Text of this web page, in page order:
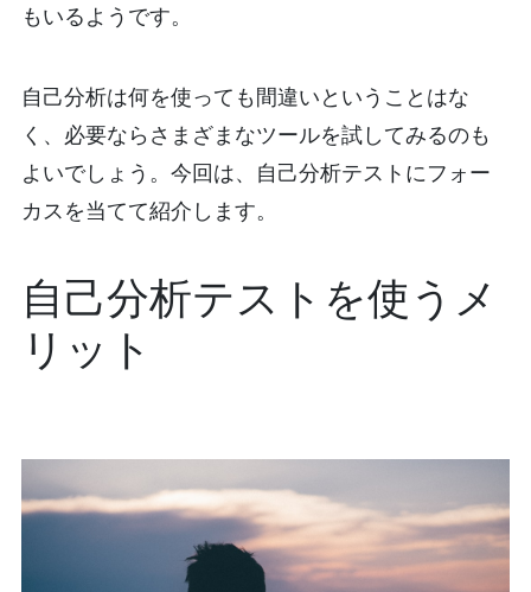
もいるようです。
自己分析は何を使っても間違いということはな
く、必要ならさまざまなツールを試してみるのも
よいでしょう。今回は、自己分析テストにフォー
カスを当てて紹介します。
自己分析テストを使うメ
リット